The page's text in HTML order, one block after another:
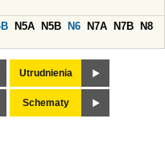
N5A N5B N6 N7A N7B
N8
Utrudnienia
Schematy